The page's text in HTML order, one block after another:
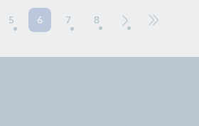
5 6 7
8